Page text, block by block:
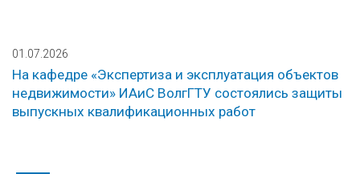
01.07.2026
На кафедре «Экспертиза и эксплуатация объектов
недвижимости» ИАиС ВолгГТУ состоялись защиты
выпускных квалификационных работ